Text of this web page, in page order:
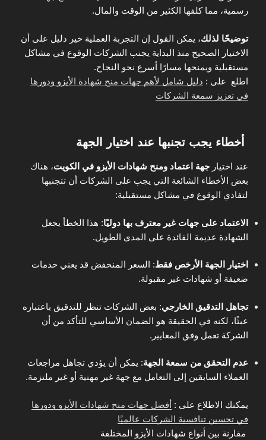
رسمية، مما كلفها الكثير من الوقت والمال.
توضيحًا لذلك، يمكن القول إن التجربة العملية خير دليل على أن
الاختيار الصحيح منذ البداية يجنب الشركات الوقوع في مشاكل
مستقبلية ويمنحها مسارًا أسرع نحو النجاح.
اطلع على : دليل شامل لأهم جهات منح شهادة الأيزو ودورها
في تعزيز سمعة الشركات
أخطاء يجب تجنبها عند اختيار الجهة
عند اختيار جهة اعتماد ومنح شهادات الأيزو في الكويت، هناك
بعض الأخطاء الشائعة التي يجب على الشركات أن تتجنبها
لتفادي الوقوع في مشاكل مستقبلية:
الاعتماد على جهات غير معترف بها دوليًا: هذا الخطأ يجعل
الشهادة عديمة الفائدة على المدى الطويل.
اختيار الجهة الأرخص فقط: السعر المنخفض قد يعني خدمات
ضعيفة أو شهادات غير مقبولة.
تجاهل التدقيق الخارجي: بعض الشركات تنظر للتدقيق باعتباره
عبئًا، لكنه في الحقيقة هو الضمان الأساسي للتأكد من أن
الشركة تعمل وفق المعايير.
عدم التحقق من سمعة الجهة: يمكن أن يؤدي تجاهل مراجعات
العملاء السابقين إلى التعامل مع جهة غير مهنية أو غير ملتزمة.
يمكنك الاطلاع على : أفضل جهات منح شهادات الأيزو ودورها
في تحسين تنافسية الشركات عالميًا
مقارنة بين أنواع شهادات الأيزو المختلفة